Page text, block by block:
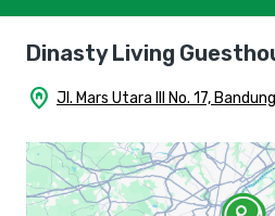
Dinasty Living
home_pin Jl. Mars Utara III No. 17, Bandung